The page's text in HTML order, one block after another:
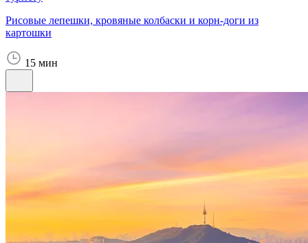
Рисовые лепешки, кровяные колбаски и корн-доги из
картошки
15 мин